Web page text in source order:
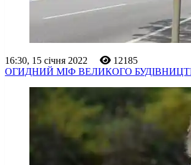
16:30, 15 січня 2022
12185
ОГИДНИЙ МІФ ВЕЛИКОГО